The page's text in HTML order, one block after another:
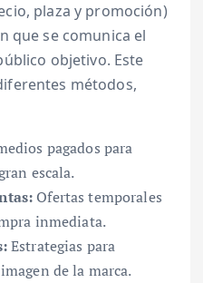
plaza y promoción)
que se comunica el
objetivo. Este
métodos,
pagados para
escala.
Ofertas temporales
inmediata.
Estrategias para
de la marca.